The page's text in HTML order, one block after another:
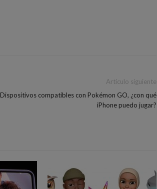
Artículo siguiente
Dispositivos compatibles con Pokémon GO, ¿con qué
iPhone puedo jugar?